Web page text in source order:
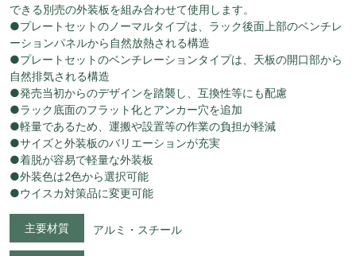
できる別売の外装板を組み合わせて使用します。
●プレートセットのノーマルタイプは、ラック後面上部のベンチレ
ーションパネルから自然放熱される構造
●プレートセットのベンチレーションタイプは、天板の開口部から
自然排気される構造
●発売当初からのデザインを踏襲し、互換性等にも配慮
●ラック底面のフラット化とアンカー穴を追加
●軽量であるため、運搬や設置等の作業の負担が軽減
●サイズと外装板のバリエーションが充実
●着脱が容易で軽量な外装板
●外装色は2色から選択可能
●ウイスカ対策品に変更可能
主要材質 アルミ・スチール